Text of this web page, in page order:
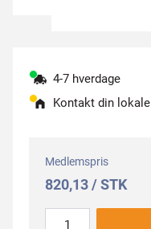
4-7 hverdage
Kontakt din lokale
Medlemspris
820,13 / STK